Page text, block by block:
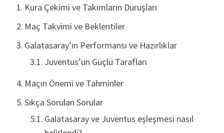
Kura Çekimi ve Takımların Duruşları
Maç Takvimi ve Beklentiler
Galatasaray’ın Performansı ve Hazırlıklar
Juventus’un Güçlü Tarafları
Maçın Önemi ve Tahminler
Sıkça Sorulan Sorular
Galatasaray ve Juventus eşleşmesi nasıl